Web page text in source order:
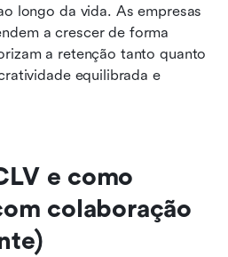
longo da vida. As empresas
a crescer de forma
a retenção tanto quanto
equilibrada e
e como
colaboração